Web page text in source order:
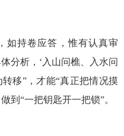
持卷应答，惟有认真审
分析，‘入山问樵、入水问
移”，才能“真正把情况摸
到“一把钥匙开一把锁”。